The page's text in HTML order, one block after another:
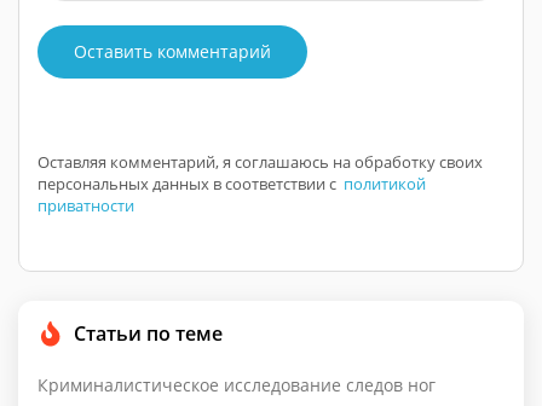
Оставить комментарий
Оставляя комментарий, я соглашаюсь на обработку своих
персональных данных в соответствии с политикой
приватности
Статьи по теме
Криминалистическое исследование следов ног